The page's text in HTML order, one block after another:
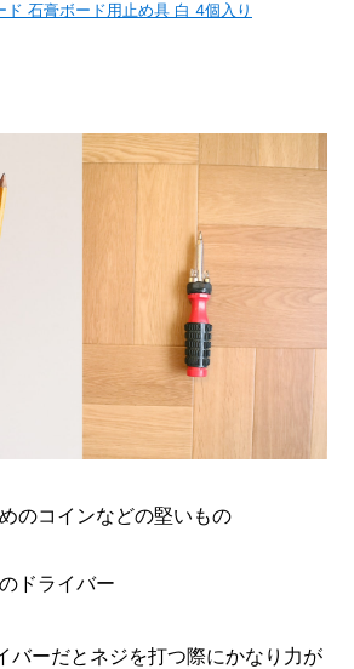
ド 石膏ボード用止め具 白 4個入り
のコインなどの堅いもの
ドライバー
バーだとネジを打つ際にかなり力が